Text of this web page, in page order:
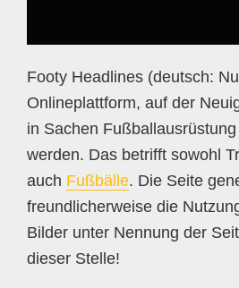
Footy Headlines (deutsch:
Onlineplattform, auf der
in Sachen
werden. Das betrifft sowohl
auch Fußbälle. Die Seite
freundlicherweise die
Bilder unter Nennung der
dieser Stelle!